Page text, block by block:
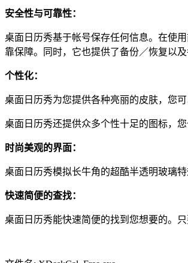
安全性与可靠性：
桌面日历秀基于帐号保存任何信息。在使
靠保障。同时，它也提供了备份／恢复以
个性化：
桌面日历秀为您提供各种亮丽的皮肤，您
桌面日历秀还提供众多个性十足的图标，
时尚美观的界面：
桌面日历秀模拟长牛角的超酷半透明玻璃
快速简便的查找：
桌面日历秀能快速简便的找到您想要的。